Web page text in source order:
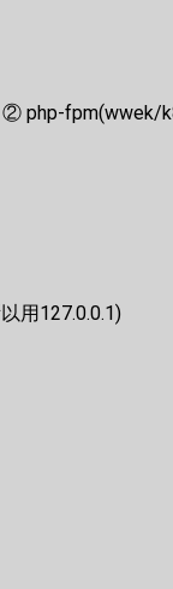
php-
用127.0.0.1)